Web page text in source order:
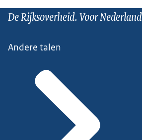
De Rijksoverheid. Voor Nederland
Andere talen